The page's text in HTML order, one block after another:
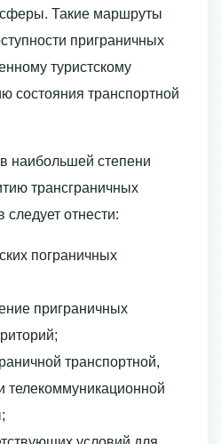
Такие маршруты
приграничных
туристскому
состояния транспортной
наибольшей степени
трансграничных
следует отнести:
пограничных
приграничных
транспортной,
телекоммуникационной